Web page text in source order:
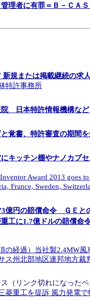
管理者に有罪＝Ｂ－ＣＡ
新規または掲載継続の求
特許事務所
院 日本特許情報機構など
覚書、特許審査の期間
キッチン棚やナノカプ
Award 2013 goes
France, Sweden,
億円の賠償命令 ＧＥと
工に1.7億ドルの賠償命
の経過）当社製2.4MW風
ス州北部地区連邦地方裁
（リンク切れになった
菱重工を提訴 風力発電で